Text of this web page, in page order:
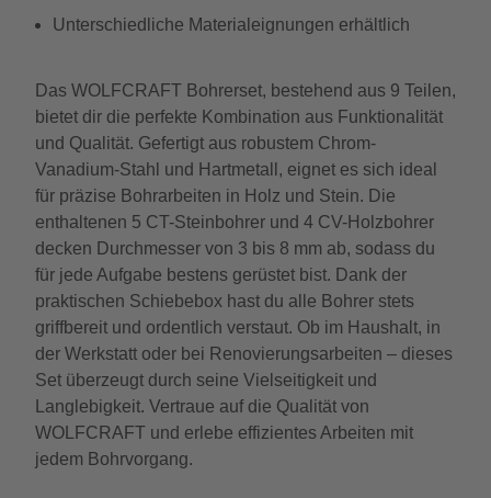
Unterschiedliche Materialeignungen erhältlich
Das WOLFCRAFT Bohrerset, bestehend aus 9 Teilen,
bietet dir die perfekte Kombination aus Funktionalität
und Qualität. Gefertigt aus robustem Chrom-
Vanadium-Stahl und Hartmetall, eignet es sich ideal
für präzise Bohrarbeiten in Holz und Stein. Die
enthaltenen 5 CT-Steinbohrer und 4 CV-Holzbohrer
decken Durchmesser von 3 bis 8 mm ab, sodass du
für jede Aufgabe bestens gerüstet bist. Dank der
praktischen Schiebebox hast du alle Bohrer stets
griffbereit und ordentlich verstaut. Ob im Haushalt, in
der Werkstatt oder bei Renovierungsarbeiten – dieses
Set überzeugt durch seine Vielseitigkeit und
Langlebigkeit. Vertraue auf die Qualität von
WOLFCRAFT und erlebe effizientes Arbeiten mit
jedem Bohrvorgang.